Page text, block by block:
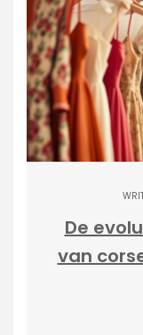
De
van